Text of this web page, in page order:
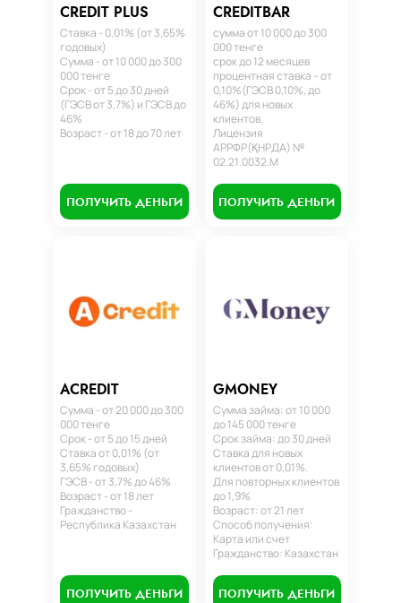
CREDIT PLUS
Ставка - 0,01% (от 3,65%
годовых)
Сумма - от 10 000 до 300
000 тенге
Срок - от 5 до 30 дней
(ГЭСВ от 3,7%) и ГЭСВ до
46%
Возраст - от 18 до 70 лет
ПОЛУЧИТЬ ДЕНЬГИ
CREDITBAR
сумма от 10 000 до 300
000 тенге
срок до 12 месяцев
процентная ставка – от
0,10%(ГЭСВ 0,10%, до
46%) для новых
клиентов.
Лицензия
АРРФР(ҚНРДА) №
02.21.0032.М
ПОЛУЧИТЬ ДЕНЬГИ
ACREDIT
Сумма - от 20 000 до 300
000 тенге
Срок - от 5 до 15 дней
Ставка от 0,01% (от
3,65% годовых)
ГЭСВ - от 3,7% до 46%
Возраст - от 18 лет
Гражданство -
Республика Казахстан
ПОЛУЧИТЬ ДЕНЬГИ
GMONEY
Сумма займа: от 10 000
до 145 000 тенге
Срок займа: до 30 дней
Ставка для новых
клиентов от 0,01%.
Для повторных клиентов
до 1,9%
Возраст: от 21 лет
Способ получения:
Карта или счет
Гражданство: Казахстан
ПОЛУЧИТЬ ДЕНЬГИ